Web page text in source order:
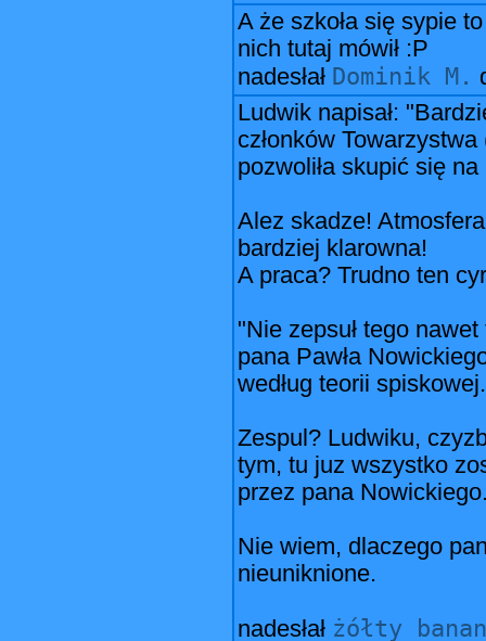
A że szkoła się sypie
nich tutaj mówił :P
nadesłał Dominik M.
Ludwik napisał:
członków
pozwoliła skupić się na
Alez skadze!
bardziej klarowna!
A praca? Trudno ten
"Nie zepsuł tego
pana Pawła
według teorii
Zespul? Ludwiku,
tym, tu juz wszystko
przez pana
Nie wiem, dlaczego
nieuniknione.
nadesłał żółty banan